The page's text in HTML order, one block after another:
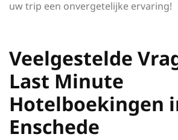
uw trip een onvergetelijke ervaring!
Veelgestelde
Last Minute
Hotelboekingen
Enschede